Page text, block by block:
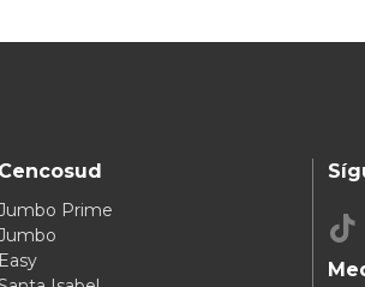
Cencosud
Prime
Easy